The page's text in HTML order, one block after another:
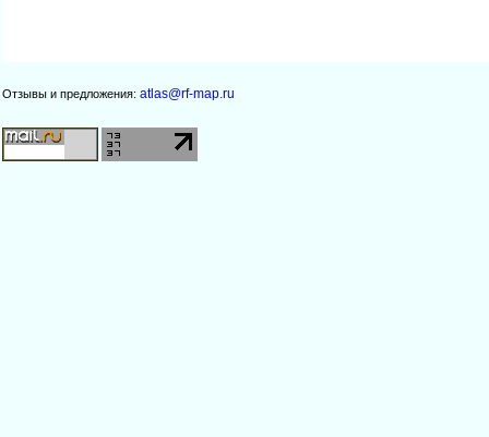
Отзывы и предложения: atlas@rf-map.ru